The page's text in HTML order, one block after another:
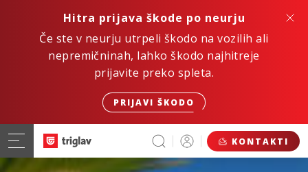
Hitra prijava škode po neurju
Če ste v neurju utrpeli škodo na vozilih ali
nepremičninah, lahko škodo najhitreje
prijavite preko spleta.
PRIJAVI ŠKODO
KONTAKTI